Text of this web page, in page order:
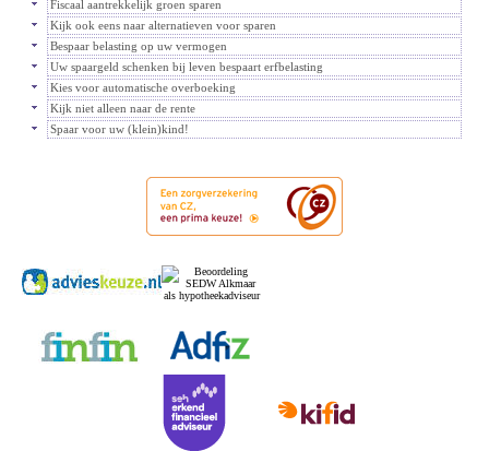
Fiscaal aantrekkelijk groen sparen
Kijk ook eens naar alternatieven voor sparen
Bespaar belasting op uw vermogen
Uw spaargeld schenken bij leven bespaart erfbelasting
Kies voor automatische overboeking
Kijk niet alleen naar de rente
Spaar voor uw (klein)kind!